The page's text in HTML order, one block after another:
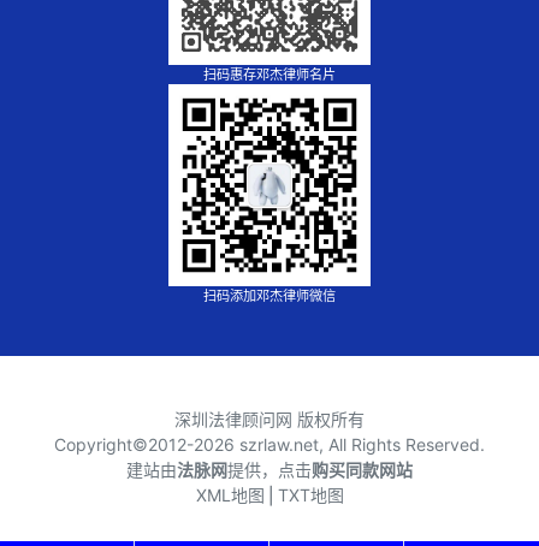
扫码惠存邓杰律师名片
扫码添加邓杰律师微信
深圳法律顾问网 版权所有
Copyright©2012-2026 szrlaw.net, All Rights Reserved.
建站由法脉网提供，点击购买同款网站
XML地图 TXT地图